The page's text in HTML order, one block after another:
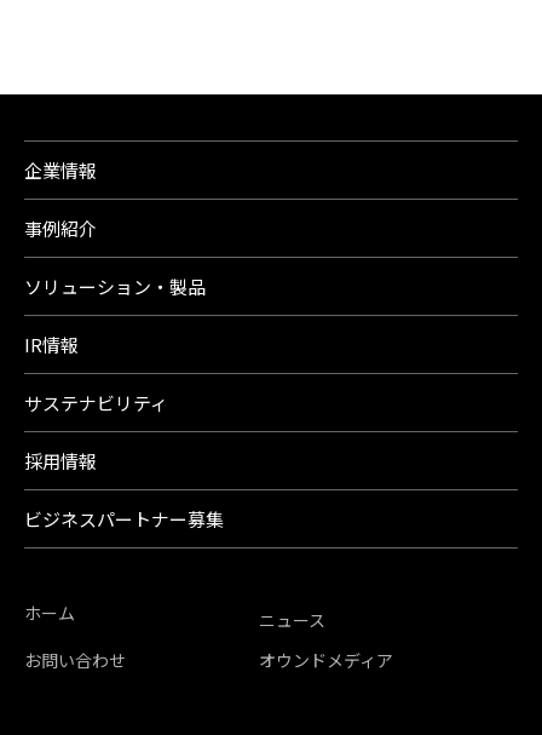
企業情報
事例紹介
ソリューション・製品
IR情報
サステナビリティ
採用情報
ビジネスパートナー募集
ホーム
ニュース
お問い合わせ
オウンドメディア